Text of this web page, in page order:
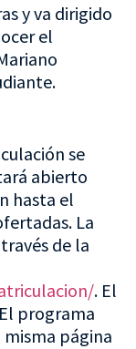
y va dirigido
el
se
abierto
hasta el
La
de la
. El
programa
página